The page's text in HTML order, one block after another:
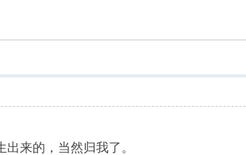
来的，当然归我了。